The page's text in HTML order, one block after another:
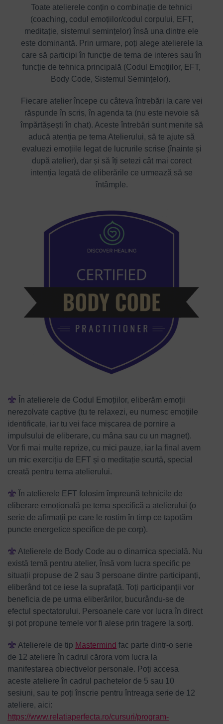
Toate atelierele conțin o combinație de tehnici
(coaching, codul emoțiilor/codul corpului, EFT,
meditație, sistemul semințelor) însă una dintre ele
este dominantă. Prin urmare, poți alege atelierele la
care să participi în funcție de tema de interes sau în
funcție de tehnica principală (Codul Emoțiilor, EFT,
Body Code, Sistemul Semințelor).
Fiecare atelier începe cu câteva întrebări la care vei
răspunde în scris, în agenda ta (nu este nevoie să
împărtășești în chat). Aceste întrebări sunt menite să
aducă atenția pe tema Atelierului, să te ajute să
evaluezi emoțiile legat de lucrurile scrise (înainte și
după atelier), dar și să îți setezi cât mai corect
intenția legată de eliberările ce urmează să se
întâmple.
În atelierele de Codul Emoțiilor, eliberăm emoții
nerezolvate captive (tu te relaxezi, eu numesc emoțiile
identificate, iar tu vei face mișcarea de pornire a
impulsului de eliberare, cu mâna sau cu un magnet).
Vor fi mai multe reprize, cu mici pauze, iar la final avem
un mic exercițiu de EFT și o meditație scurtă, special
creată pentru tema atelierului.
În atelierele EFT folosim împreună tehnicile de
eliberare emoțională pe tema specifică a atelierului (o
serie de afirmații pe care le rostim în timp ce tapotăm
puncte energetice specifice de pe corp).
Atelierele de Body Code au o dinamica specială. Nu
există temă pentru atelier, însă vom lucra specific pe
situații propuse de 2 sau 3 persoane dintre participanți,
eliberând tot ce iese la suprafață. Toți participanții vor
beneficia de pe urma eliberărilor, bucurându-se de
efectul spectatorului. Persoanele care vor lucra în direct
și pot propune temele vor fi alese prin tragere la sorți.
Atelierele de tip Mastermind fac parte dintr-o serie
de 12 ateliere în cadrul cărora vom lucra la
manifestarea obiectivelor personale. Poți accesa
aceste ateliere în cadrul pachetelor de 5 sau 10
sesiuni, sau te poți înscrie pentru întreaga serie de 12
ateliere, aici:
https://www.relatiaperfecta.ro/cursuri/program-